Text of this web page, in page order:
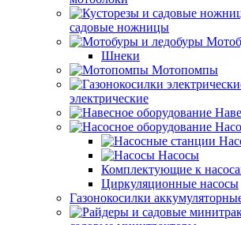
садовые ножницы
Шнеки
Мотопомпы
электрические
Насосы
Комплектующие к
Циркуляционные насосы
Газонокосилки